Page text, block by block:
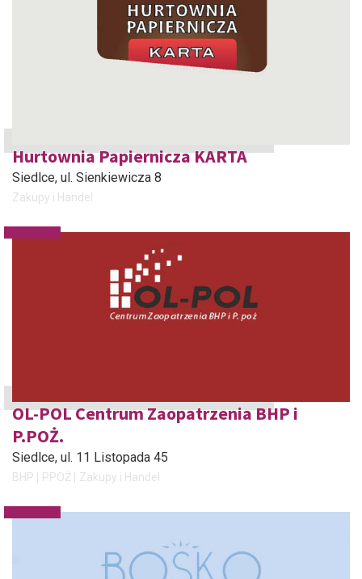
Hurtownia Papiernicza KARTA
Siedlce, ul. Sienkiewicza 8
Zakupy i Handel
OL-POL Centrum Zaopatrzenia BHP i
P.POŻ.
Siedlce, ul. 11 Listopada 45
BHP PPOŻ Zakupy i Handel